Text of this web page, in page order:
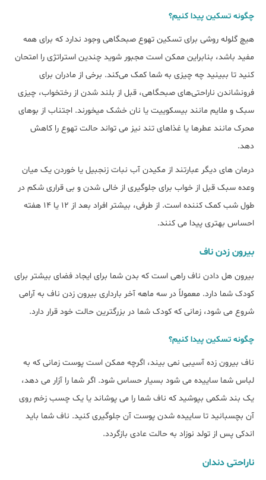
چگونه تسکین پیدا کنیم؟
هیچ گلوله روشی برای تسکین تهوع صبحگاهی وجود ندارد که برای همه
مفید باشد، بنابراین ممکن است مجبور شوید چندین استراتژی را امتحان
کنید تا ببینید چه چیزی به شما کمک می‌کند. برخی از مادران برای
فرونشاندن ناراحتی‌های صبحگاهی، قبل از بلند شدن از رختخواب، چیزی
سبک و ملایم مانند بیسکوییت یا نان خشک میخورند. اجتناب از بوهای
محرک مانند عطرها یا غذاهای تند نیز می تواند حالت تهوع را کاهش
دهد.
درمان های دیگر عبارتند از مکیدن آب نبات زنجبیل یا خوردن یک میان
وعده سبک قبل از خواب برای جلوگیری از خالی شدن و بی قراری شکم در
طول شب کمک کننده است. از طرفی، بیشتر افراد بعد از 12 یا 14 هفته
احساس بهتری پیدا می کنند.
بیرون زدن ناف
بیرون هل دادن ناف راهی است که بدن شما برای ایجاد فضای بیشتر برای
کودک شما دارد. معمولاً در سه ماهه آخر بارداری بیرون زدن ناف به آرامی
شروع می شود، زمانی که کودک شما در بزرگترین حالت خود قرار دارد.
چگونه تسکین پیدا کنیم؟
ناف بیرون زده آسیبی نمی بیند، اگرچه ممکن است پوست زمانی که به
لباس شما ساییده می شود بسیار حساس شود. اگر شما را آزار می دهد،
یک بند شکمی بپوشید که ناف شما را می پوشاند یا یک چسب زخم روی
آن بچسبانید تا ساییده شدن پوست آن جلوگیری کنید. ناف شما باید
اندکی پس از تولد نوزاد به حالت عادی بازگردد.
ناراحتی دندان